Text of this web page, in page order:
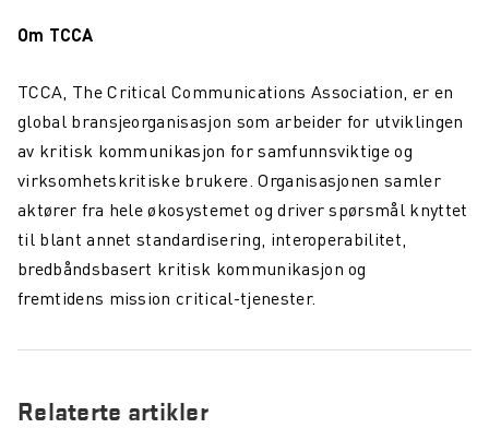
Om TCCA
TCCA, The Critical Communications Association, er en
global bransjeorganisasjon som arbeider for utviklingen
av kritisk kommunikasjon for samfunnsviktige og
virksomhetskritiske brukere. Organisasjonen samler
aktører fra hele økosystemet og driver spørsmål knyttet
til blant annet standardisering, interoperabilitet,
bredbåndsbasert kritisk kommunikasjon og
fremtidens mission critical-tjenester.
Relaterte artikler